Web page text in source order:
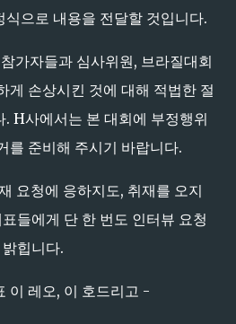
으로 내용을 전달할 것입니다.
가자들과 심사위원, 브라질대회
게 손상시킨 것에 대해 적법한 절
H사에서는 본 대회에 부정행위
를 준비해 주시기 바랍니다.
요청에 응하지도, 취재를 오지
들에게 단 한 번도 인터뷰 요청
힙니다.
이 레오, 이 호드리고 -